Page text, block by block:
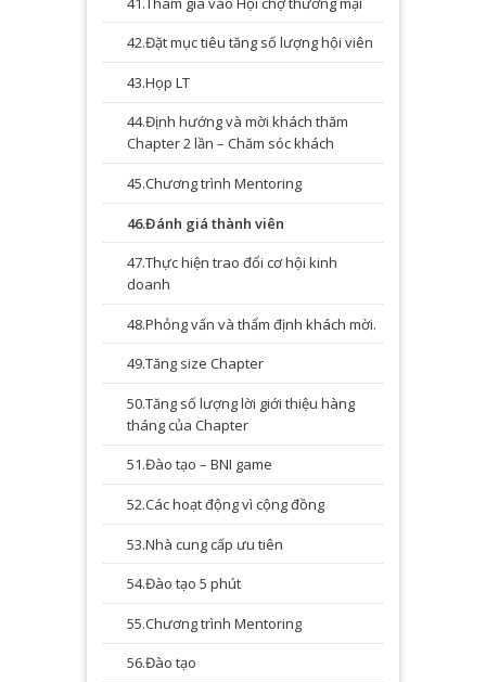
42.Đặt mục tiêu tăng số lượng hội viên
43.Họp LT
44.Định hướng và mời khách thăm
Chapter 2 lần – Chăm sóc khách
45.Chương trình Mentoring
46.Đánh giá thành viên
47.Thực hiện trao đổi cơ hội kinh
doanh
48.Phỏng vấn và thẩm định khách mời.
49.Tăng size Chapter
50.Tăng số lượng lời giới thiệu hàng
tháng của Chapter
51.Đào tạo – BNI game
52.Các hoạt động vì cộng đồng
53.Nhà cung cấp ưu tiên
54.Đào tạo 5 phút
55.Chương trình Mentoring
56.Đào tạo